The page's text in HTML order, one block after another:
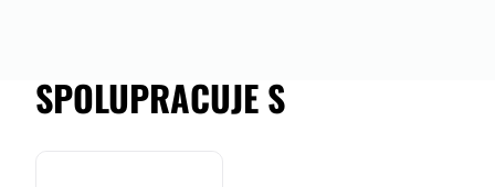
SPOLUPRACUJE S